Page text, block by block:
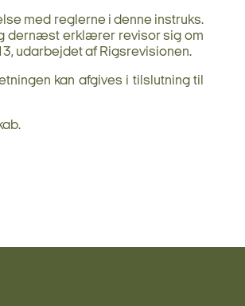
med reglerne i denne instruks.
dernæst erklærer revisor sig om
udarbejdet af Rigsrevisionen.
kan afgives i tilslutning til